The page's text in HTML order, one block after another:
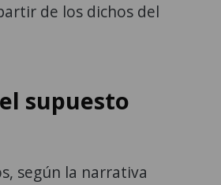
de los dichos del
supuesto
según la narrativa